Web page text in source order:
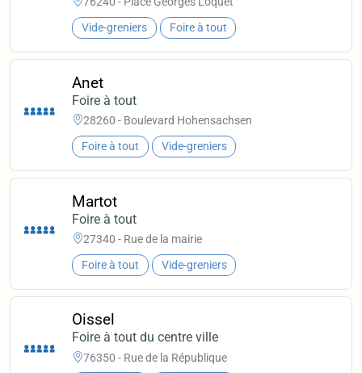
Vide-greniers Foire à tout
Anet
Foire à tout
28260 - Boulevard Hohensachsen
Foire à tout Vide-greniers
Martot
Foire à tout
27340 - Rue de la mairie
Foire à tout Vide-greniers
Oissel
Foire à tout du centre ville
76350 - Rue de la République